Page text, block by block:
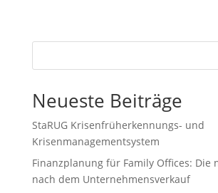
Neueste Beiträge
StaRUG Krisenfrüherkennungs- und
Krisenmanagementsystem
Finanzplanung für Family Offices: Die
nach dem Unternehmensverkauf